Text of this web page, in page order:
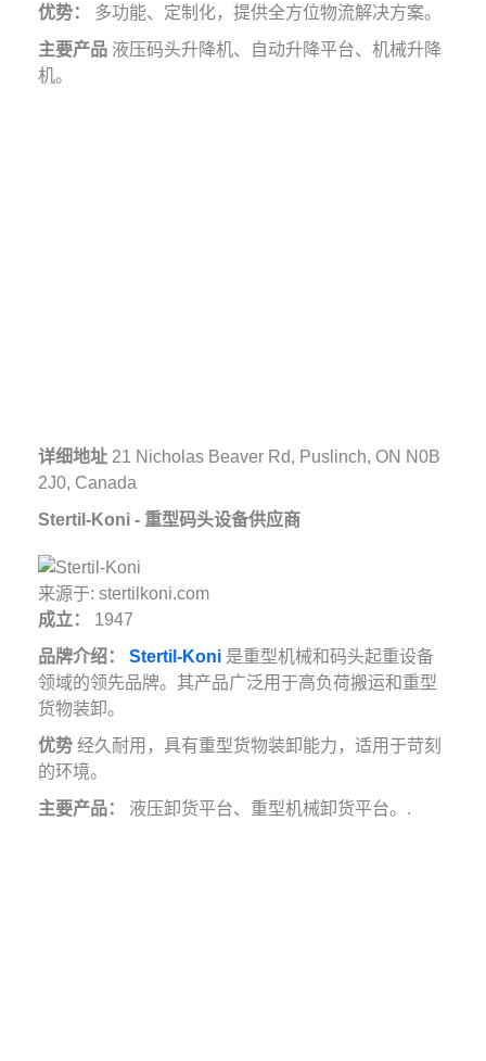
优势：
多功能、定制化，提供全方位物流解决方案。
主要产品液压码头升降机、自动升降平台、机械升降
机。
详细地址 21 Nicholas Beaver Rd, Puslinch, ON N0B
2J0, Canada
Stertil-Koni - 重型码头设备供应商
来源于: stertilkoni.com
成立：
1947
品牌介绍：
Stertil-Koni是重型机械和码头起重设备
领域的领先品牌。其产品广泛用于高负荷搬运和重型
货物装卸。
优势经久耐用，具有重型货物装卸能力，适用于苛刻
的环境。
主要产品：
液压卸货平台、重型机械卸货平台。.